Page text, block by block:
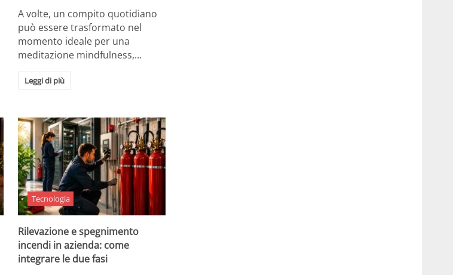
A volte, un compito quotidiano
può essere trasformato nel
momento ideale per una
meditazione mindfulness,…
Leggi di più
Tecnologia
Rilevazione e spegnimento
incendi in azienda: come
integrare le due fasi